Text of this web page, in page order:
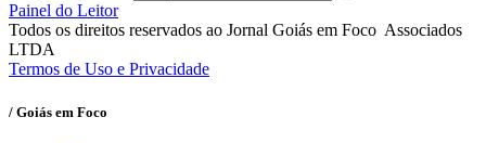
Painel do Leitor
Todos os direitos reservados ao Jornal Goiás em Foco Associados
LTDA
Termos de Uso e Privacidade
/ Goiás em Foco